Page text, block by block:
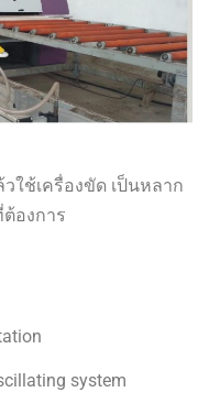
ใช้เครื่องขัด เป็นหลาก
องการ
system